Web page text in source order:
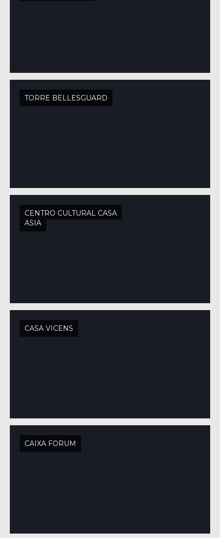
TORRE BELLESGUARD
CENTRO CULTURAL CASA
ÁSIA
CASA VICENS
CAIXA FORUM